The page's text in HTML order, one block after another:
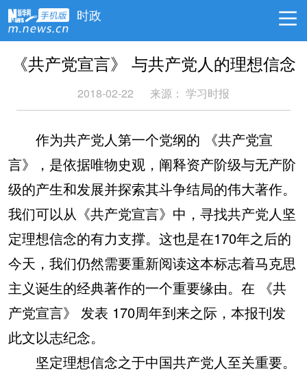
时政
《共产党宣言》 与共产党人的理想信念
2018-02-22 来源： 学习时报
作为共产党人第一个党纲的 《共产党宣
言》，是依据唯物史观，阐释资产阶级与无产阶
级的产生和发展并探索其斗争结局的伟大著作。
我们可以从《共产党宣言》中，寻找共产党人坚
定理想信念的有力支撑。这也是在170年之后的
今天，我们仍然需要重新阅读这本标志着马克思
主义诞生的经典著作的一个重要缘由。在 《共
产党宣言》 发表 170周年到来之际，本报刊发
此文以志纪念。
坚定理想信念之于中国共产党人至关重要。